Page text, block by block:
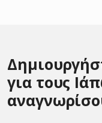
για τους